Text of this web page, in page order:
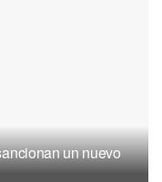
un nuevo